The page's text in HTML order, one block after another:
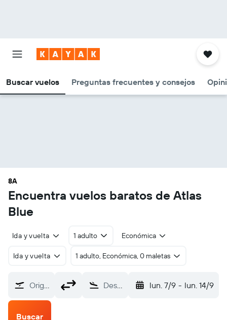
Buscar vuelos Preguntas frecuentes y consejos
8A
Encuentra vuelos baratos de Atlas
Blue
Ida y vuelta 1 adulto Económica
Ida y vuelta 1 adulto, Económica, 0 maletas
Origen Destino lun. 7/9 - lun. 14/9
Buscar